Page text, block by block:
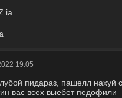
19:05
пидараз, пашелл нахуй
вас всех выебет педофили